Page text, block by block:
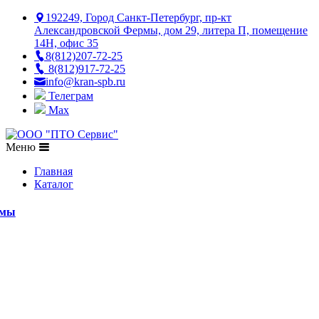
192249, Город Санкт-Петербург, пр-кт
Александровской Фермы, дом 29, литера П, помещение
14Н, офис 35
8(812)207-72-25
8(812)917-72-25
info@kran-spb.ru
Телеграм
Max
Меню
Главная
Каталог